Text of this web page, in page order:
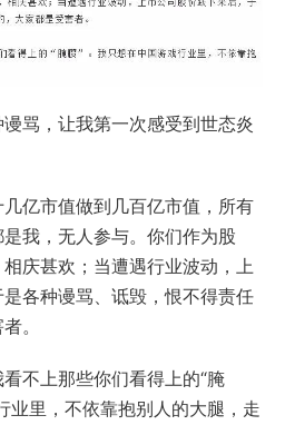
骂，让我第一次感受到世态炎
亿市值做到几百亿市值，所有
我，无人参与。你们作为股
庆甚欢；当遭遇行业波动，上
各种谩骂、诋毁，恨不得责任
。
不上那些你们看得上的“腌
业里，不依靠抱别人的大腿，走